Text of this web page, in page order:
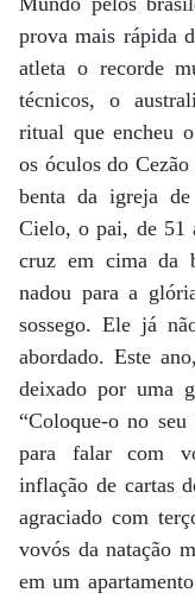
prova mais rápida
atleta o recorde
técnicos, o
ritual que encheu
os óculos do
benta da igreja
Cielo, o pai, de 51
cruz em cima da
nadou para a
sossego. Ele já
abordado. Este
deixado por uma
“Coloque-o no
para falar com
inflação de cartas
agraciado com
vovós da natação
em um